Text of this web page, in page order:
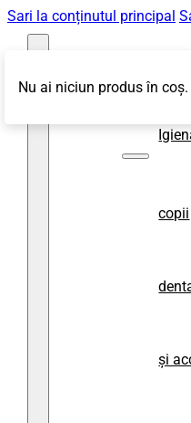
Sari la conținutul principal
copii
și
Nu ai niciun produs în coș.